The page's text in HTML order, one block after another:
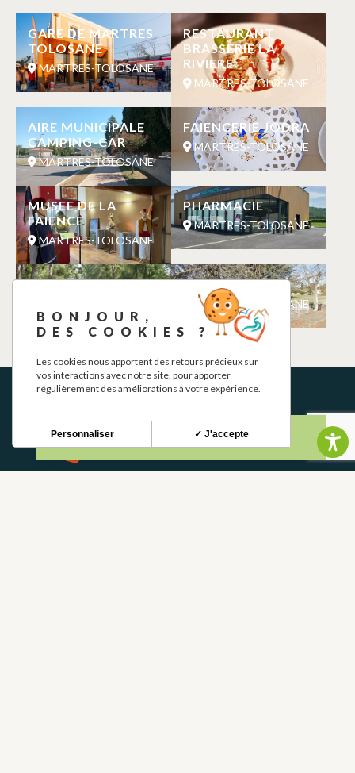
GARE DE MARTRES
TOLOSANE
MARTRES-TOLOSANE
RESTAURANT
BRASSERIE LA
RIVIERE
MARTRES-TOLOSANE
AIRE MUNICIPALE
CAMPING-CAR
MARTRES-TOLOSANE
FAIENCERIE JODRA
MARTRES-TOLOSANE
MUSEE DE LA
FAIENCE
MARTRES-TOLOSANE
PHARMACIE
MARTRES-TOLOSANE
LAC DE SAINT
MARTRES-TOLOSANE
AIRE DE JEUX
MARTRES-TOLOSANE
BONJOUR,
DES COOKIES ?
Les cookies nous apportent des retours précieux sur
vos interactions avec notre site, pour apporter
régulièrement des améliorations à votre expérience.
✓ J'accepte
Personnaliser